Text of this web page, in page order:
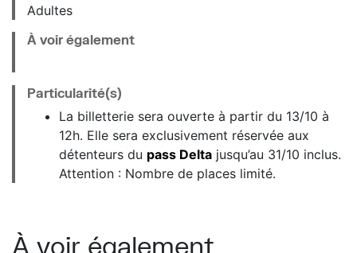
Adultes
À voir également
Particularité(s)
La billetterie sera ouverte à partir du 13/10 à
12h. Elle sera exclusivement réservée aux
détenteurs du pass Delta jusqu’au 31/10 inclus.
Attention : Nombre de places limité.
À voir également